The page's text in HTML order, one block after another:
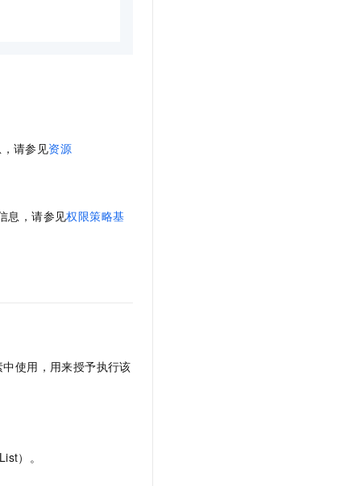
请参见资源
息，请参见权限策略基
中使用，用来授予执行该
）。